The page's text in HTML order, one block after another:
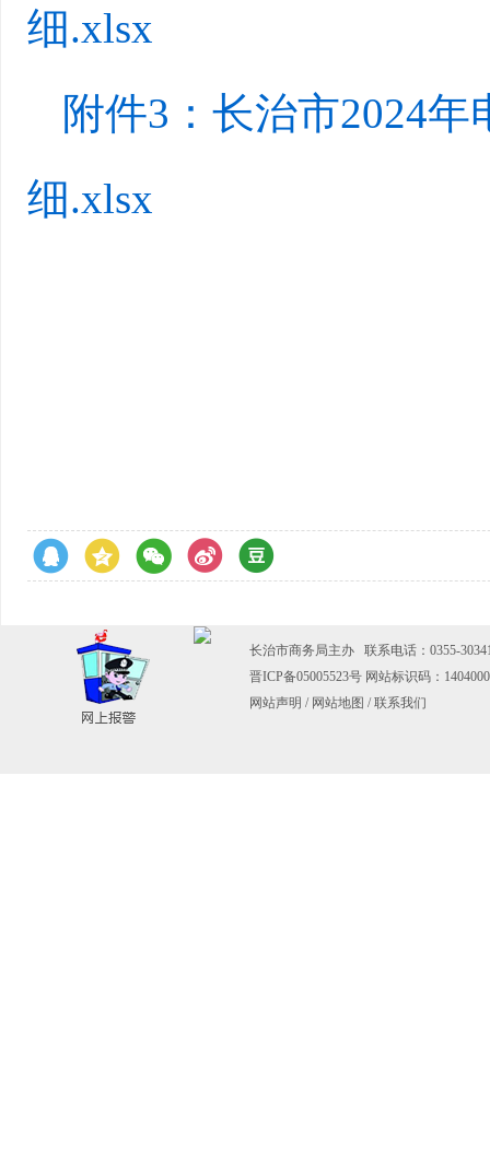
细.xlsx
附件3：长治市2024
细.xlsx
长治市商务局主办 联系电话：0355-
晋ICP备05005523号 网站标识码：
网站声明 / 网站地图 / 联系我们